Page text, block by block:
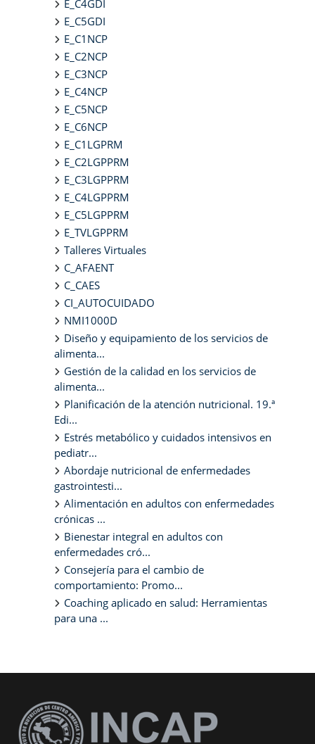
E_C4GDI
E_C5GDI
E_C1NCP
E_C2NCP
E_C3NCP
E_C4NCP
E_C5NCP
E_C6NCP
E_C1LGPRM
E_C2LGPPRM
E_C3LGPPRM
E_C4LGPPRM
E_C5LGPPRM
E_TVLGPPRM
Talleres Virtuales
C_AFAENT
C_CAES
CI_AUTOCUIDADO
NMI1000D
Diseño y equipamiento de los servicios de
alimenta...
Gestión de la calidad en los servicios de
alimenta...
Planificación de la atención nutricional. 19.ª
Edi...
Estrés metabólico y cuidados intensivos en
pediatr...
Abordaje nutricional de enfermedades
gastrointesti...
Alimentación en adultos con enfermedades
crónicas ...
Bienestar integral en adultos con
enfermedades cró...
Consejería para el cambio de
comportamiento: Promo...
Coaching aplicado en salud: Herramientas
para una ...
Bloques suplementarios